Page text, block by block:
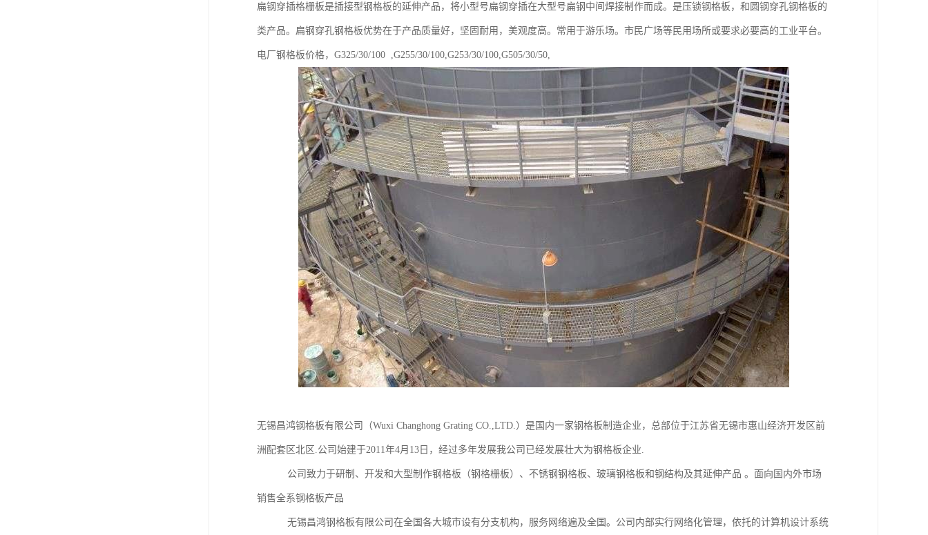
扁钢穿插格栅板是插接型钢格板的延伸产品，将小型号扁钢穿插在大型号扁钢中间焊接制作而成。是压锁钢格板，和圆钢穿孔钢格板的
类产品。扁钢穿孔钢格板优势在于产品质量好，坚固耐用，美观度高。常用于游乐场。市民广场等民用场所或要求必要高的工业平台。
电厂钢格板价格，G325/30/100 ,G255/30/100,G253/30/100,G505/30/50,
无锡昌鸿钢格板有限公司（Wuxi Changhong Grating CO.,LTD.）是国内一家钢格板制造企业，总部位于江苏省无锡市惠山经济开发区前
洲配套区北区.公司始建于2011年4月13日，经过多年发展我公司已经发展壮大为钢格板企业.
公司致力于研制、开发和大型制作钢格板（钢格栅板）、不锈钢钢格板、玻璃钢格板和钢结构及其延伸产品 。面向国内外市场
销售全系钢格板产品
无锡昌鸿钢格板有限公司在全国各大城市设有分支机构，服务网络遍及全国。公司内部实行网络化管理，依托的计算机设计系统